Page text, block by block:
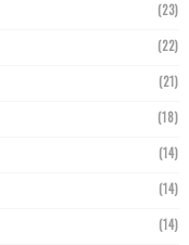
(23)
(22)
(21)
(18)
(14)
(14)
(14)